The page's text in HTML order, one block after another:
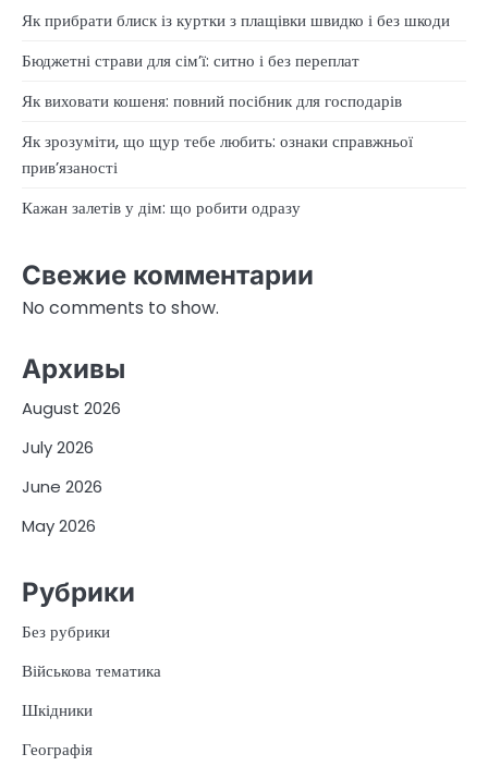
Як прибрати блиск із куртки з плащівки швидко і без шкоди
Бюджетні страви для сім’ї: ситно і без переплат
Як виховати кошеня: повний посібник для господарів
Як зрозуміти, що щур тебе любить: ознаки справжньої
прив’язаності
Кажан залетів у дім: що робити одразу
Свежие комментарии
No comments to show.
Архивы
August 2026
July 2026
June 2026
May 2026
Рубрики
Без рубрики
Військова тематика
Шкідники
Географія